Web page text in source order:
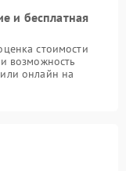
и бесплатная
стоимости
возможность
онлайн на